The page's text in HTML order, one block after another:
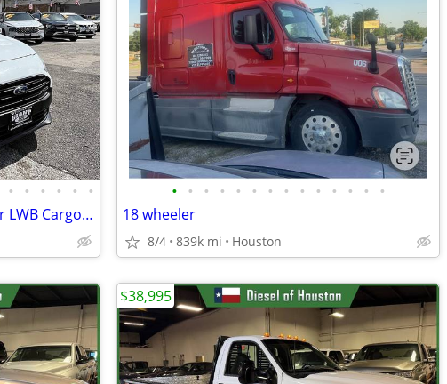
• • • • • •
2022 Ford Transit Connect XL 4dr LWB Cargo Mini Van w/Rear Doors
• • • • • • • • • • • • • •
18 wheeler
8/4 839k mi Houston
$38,995